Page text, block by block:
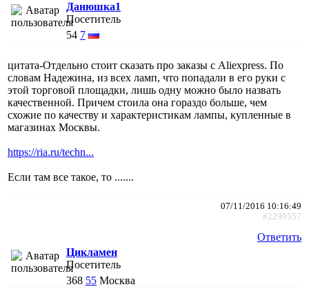
Данюшка1
Посетитель
54 7
цитата-Отдельно стоит сказать про заказы с Aliexpress. По
словам Надежина, из всех ламп, что попадали в его руки с
этой торговой площадки, лишь одну можно было назвать
качественной. Причем стоила она гораздо больше, чем
схожие по качеству и характеристикам лампы, купленные в
магазинах Москвы.
https://ria.ru/techn...
Если там все такое, то .......
07/11/2016 10:16:49
#2299557
Ответить
Цикламен
Посетитель
368 55 Москва